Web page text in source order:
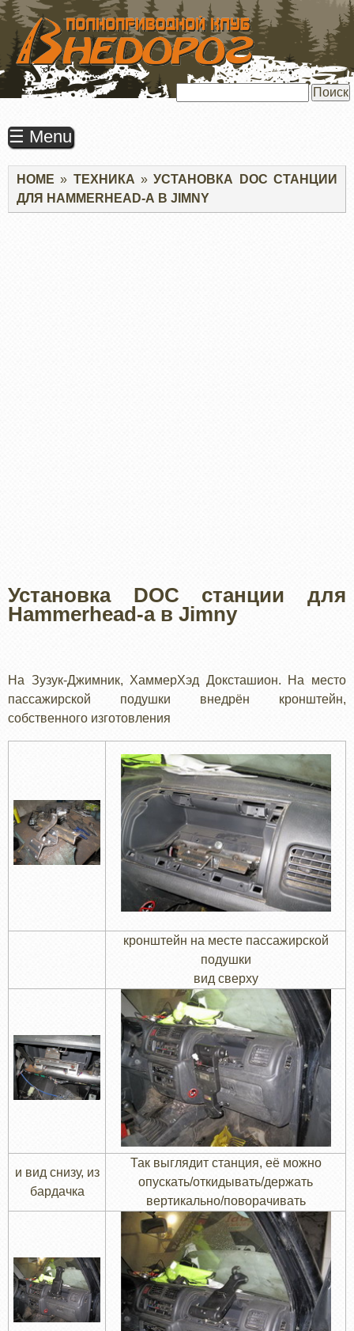
ПЕРЕЙТИ
ОСНОВНОМУ
СОДЕРЖАНИЮ
☰ Menu
Строка
навигации
HOME ТЕХНИКА
УСТАНОВКА DOC СТАНЦИИ
ДЛЯ HAMMERHEAD-А В JIMNY
Установка DOC станции для
Hammerhead-а в Jimny
На Зузук-Джимник, ХаммерХэд Доксташион. На место
пассажирской подушки внедрён кронштейн,
собственного изготовления
кронштейн на месте пассажирской
подушки
вид сверху
и вид снизу, из
бардачка
Так выглядит станция, её можно
опускать/откидывать/держать
вертикально/поворачивать